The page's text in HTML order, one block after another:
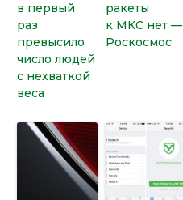
в первый
раз
превысило
число людей
с нехваткой
веса
ракеты
к МКС нет —
Роскосмос